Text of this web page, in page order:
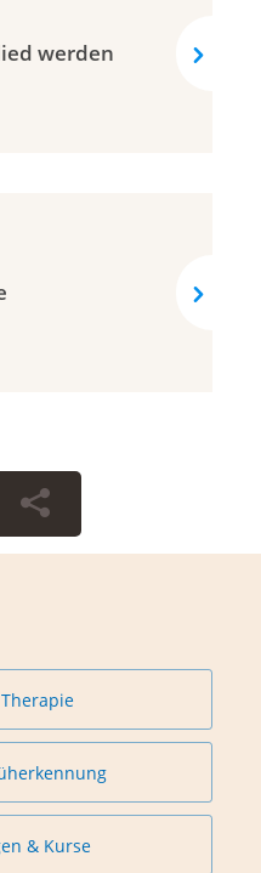
werden
& Kurse